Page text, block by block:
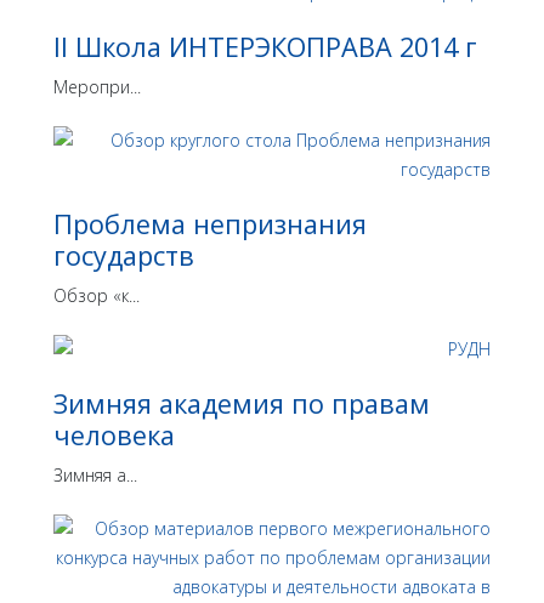
II Школа ИНТЕРЭКОПРАВА 2014 г
Меропри...
Проблема непризнания
государств
Обзор «к...
Зимняя академия по правам
человека
Зимняя а...